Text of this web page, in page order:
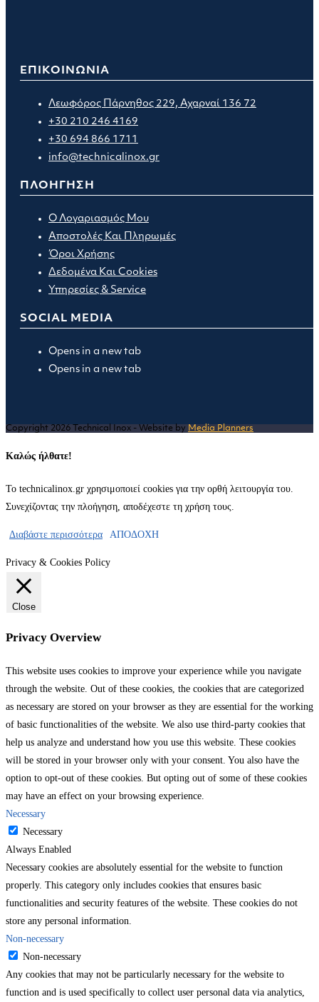
ΕΠΙΚΟΙΝΩΝΙΑ
Λεωφόρος Πάρνηθος 229, Αχαρναί 136 72
+30 210 246 4169
+30 694 866 1711
info@technicalinox.gr
ΠΛΟΗΓΗΣΗ
Ο Λογαριασμός Μου
Αποστολές Και Πληρωμές
Όροι Χρήσης
Δεδομένα Και Cookies
Υπηρεσίες & Service
SOCIAL MEDIA
Opens in a new tab
Opens in a new tab
Copyright 2026 Technical Inox - Website by Media Planners
Καλώς ήλθατε!
Το technicalinox.gr χρησιμοποιεί cookies για την ορθή λειτουργία του.
Συνεχίζοντας την πλοήγηση, αποδέχεστε τη χρήση τους.
Διαβάστε περισσότερα ΑΠΟΔΟΧΗ
Privacy & Cookies Policy
Close
Privacy Overview
This website uses cookies to improve your experience while you navigate
through the website. Out of these cookies, the cookies that are categorized
as necessary are stored on your browser as they are essential for the working
of basic functionalities of the website. We also use third-party cookies that
help us analyze and understand how you use this website. These cookies
will be stored in your browser only with your consent. You also have the
option to opt-out of these cookies. But opting out of some of these cookies
may have an effect on your browsing experience.
Necessary
Necessary
Always Enabled
Necessary cookies are absolutely essential for the website to function
properly. This category only includes cookies that ensures basic
functionalities and security features of the website. These cookies do not
store any personal information.
Non-necessary
Non-necessary
Any cookies that may not be particularly necessary for the website to
function and is used specifically to collect user personal data via analytics,